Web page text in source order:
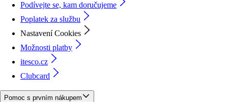
Podívejte se, kam doručujeme
Poplatek za službu
Nastavení Cookies
Možnosti platby
itesco.cz
Clubcard
Pomoc s prvním nákupem